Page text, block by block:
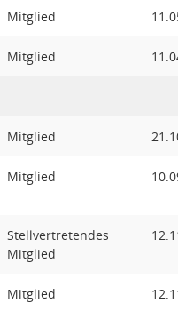
Mitglied
Mitglied
Mitglied
Mitglied
Stellvertretendes
Mitglied
Mitglied